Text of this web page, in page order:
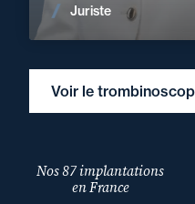
Voir le
Juriste
Nos 87 implantations
en France